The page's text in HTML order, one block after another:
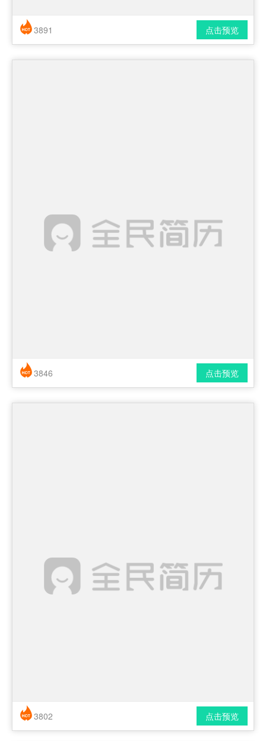
简历风格： 简洁 / 时尚 / 应届生
点击预览
3891
简历风格： 时尚 / 简洁 / 应届生
点击预览
3846
简历风格： 时尚 / 简洁 / 应届生
点击预览
3802